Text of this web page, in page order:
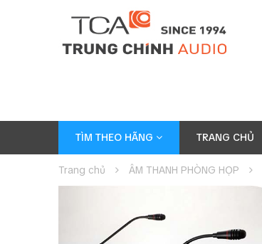
TÌM THEO HÃNG TRANG CHỦ
Trang chủ ÂM THANH PHÒNG HỌP